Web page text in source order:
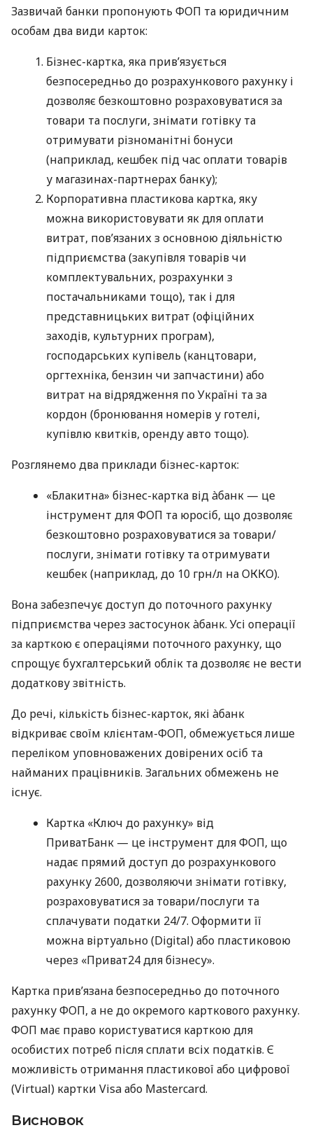
Зазвичай банки пропонують ФОП та юридичним
особам два види карток:
Бізнес-картка, яка прив’язується
безпосередньо до розрахункового рахунку і
дозволяє безкоштовно розраховуватися за
товари та послуги, знімати готівку та
отримувати різноманітні бонуси
(наприклад, кешбек під час оплати товарів
у магазинах-партнерах банку);
Корпоративна пластикова картка, яку
можна використовувати як для оплати
витрат, пов’язаних з основною діяльністю
підприємства (закупівля товарів чи
комплектувальних, розрахунки з
постачальниками тощо), так і для
представницьких витрат (офіційних
заходів, культурних програм),
господарських купівель (канцтовари,
оргтехніка, бензин чи запчастини) або
витрат на відрядження по Україні та за
кордон (бронювання номерів у готелі,
купівлю квитків, оренду авто тощо).
Розглянемо два приклади бізнес-карток:
«Блакитна» бізнес-картка від àбанк — це
інструмент для ФОП та юросіб, що дозволяє
безкоштовно розраховуватися за товари/
послуги, знімати готівку та отримувати
кешбек (наприклад, до 10 грн/л на ОККО).
Вона забезпечує доступ до поточного рахунку
підприємства через застосунок àбанк. Усі операції
за карткою є операціями поточного рахунку, що
спрощує бухгалтерський облік та дозволяє не вести
додаткову звітність.
До речі, кількість бізнес-карток, які àбанк
відкриває своїм клієнтам-ФОП, обмежується лише
переліком уповноважених довірених осіб та
найманих працівників. Загальних обмежень не
існує.
Картка «Ключ до рахунку» від
ПриватБанк — це інструмент для ФОП, що
надає прямий доступ до розрахункового
рахунку 2600, дозволяючи знімати готівку,
розраховуватися за товари/послуги та
сплачувати податки 24/7. Оформити її
можна віртуально (Digital) або пластиковою
через «Приват24 для бізнесу».
Картка прив’язана безпосередньо до поточного
рахунку ФОП, а не до окремого карткового рахунку.
ФОП має право користуватися карткою для
особистих потреб після сплати всіх податків. Є
можливість отримання пластикової або цифрової
(Virtual) картки Visa або Mastercard.
Висновок